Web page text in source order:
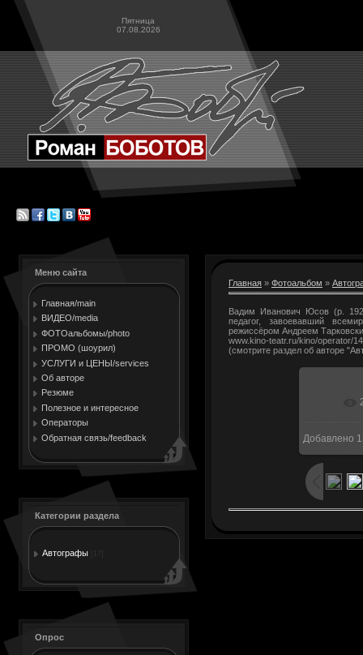
Пятница
07.08.2026
Меню сайта
Главная/main
ВИДЕО/media
ФОТОальбомы/photo
ПРОМО (шоурил)
УСЛУГИ и ЦЕНЫ/services
Об авторе
Резюме
Полезное и интересное
Операторы
Обратная связь/feedback
Категории раздела
Автографы
Опрос
Главная » Фотоальбом »
Вадим Иванович Юсов (р.
педагог, завоевавший
режиссёром Андреем
www.kino-teatr.ru/kino/operator/
(смотрите раздел об авторе
В
Добавлено